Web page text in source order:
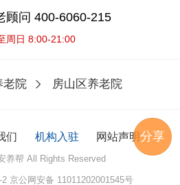
分享
顾问 400-6060-215
周日 8:00-21:00
老院 房山区养老院
们 机构入驻 网站声明
养帮 All Rights Reserved
2 京公网安备 11011202001545号